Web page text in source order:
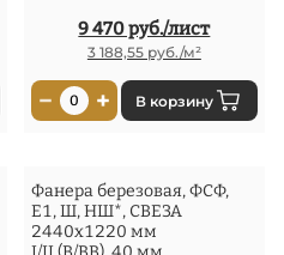
9 470 руб./лист
3 188,55 руб./м²
− 0 + В корзину
Фанера березовая, ФСФ,
Е1, Ш, НШ*, СВЕЗА
2440x1220 мм